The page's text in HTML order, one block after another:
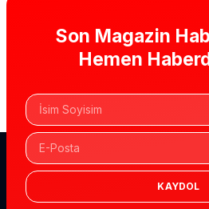
Son Magazin
Hemen
KAYDOL